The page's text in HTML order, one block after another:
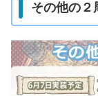
その他の２